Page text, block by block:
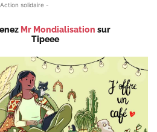
solidaire -
Mr Mondialisation sur
Tipeee